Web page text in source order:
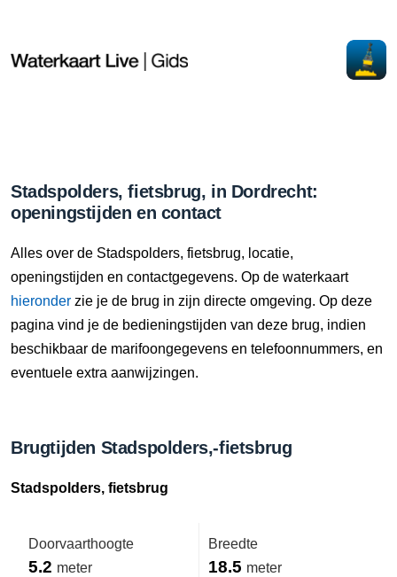
Stadspolders, fietsbrug, in Dordrecht:
openingstijden en contact
Alles over de Stadspolders, fietsbrug, locatie,
openingstijden en contactgegevens. Op de waterkaart
hieronder zie je de brug in zijn directe omgeving. Op deze
pagina vind je de bedieningstijden van deze brug, indien
beschikbaar de marifoongegevens en telefoonnummers, en
eventuele extra aanwijzingen.
Brugtijden Stadspolders,-fietsbrug
Stadspolders, fietsbrug
Doorvaarthoogte
5.2 meter
Breedte
18.5 meter